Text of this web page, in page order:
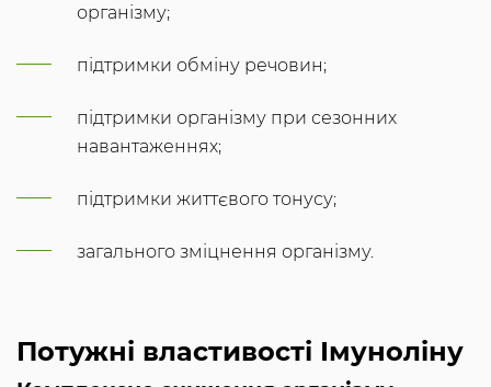
організму;
підтримки обміну речовин;
підтримки організму при сезонних
навантаженнях;
підтримки життєвого тонусу;
загального зміцнення організму.
Потужні властивості Імуноліну